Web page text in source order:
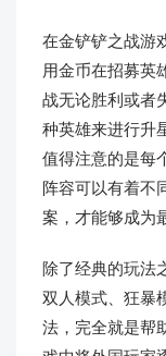
在金铲铲之战游
用金币在招募英
战无论胜利或者
种英雄来进行升
值得注意的是每
阵容可以有着不
案，才能够成为
除了经典的玩法
双人模式、狂暴
法，完全就是帮